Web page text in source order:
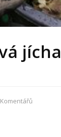
jícha
Komentářů